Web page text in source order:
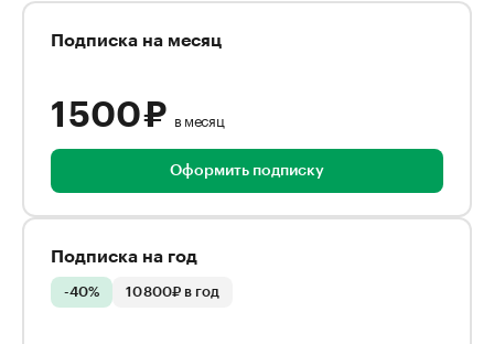
Подписка на месяц
1 500 ₽ в месяц
Оформить подписку
Подписка на год
-40% 10 800₽ в год